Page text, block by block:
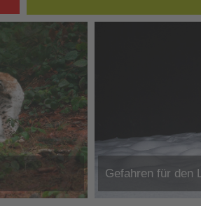
Gefahren für den